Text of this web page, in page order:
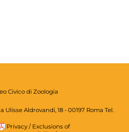
Civico di Zoologia
Ulisse Aldrovandi, 18 - 00197 Roma Tel.
Privacy / Exclusions of